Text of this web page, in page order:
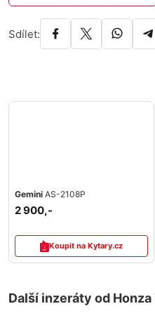
Sdílet:
Gemini AS-2108P
2 900,-
Koupit na Kytary.cz
Další inzeráty od Honza